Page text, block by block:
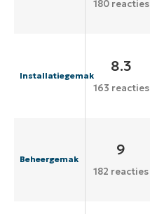
180 reacties
Installatiegemak
8.3
163 reacties
Beheergemak
9
182 reacties